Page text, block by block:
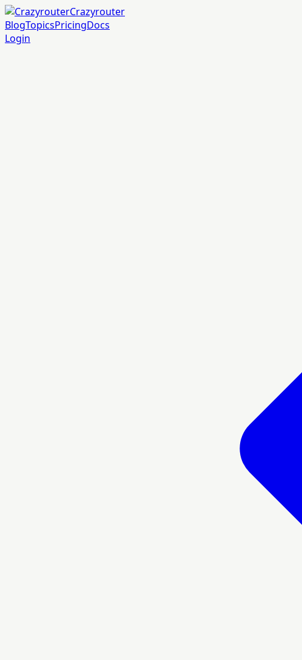
Crazyrouter
BlogTopicsPricingDocs
Login